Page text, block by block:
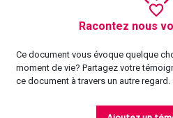
Racontez nous
Ce document vous évoque quelque
moment de vie? Partagez votre
ce document à travers un autre regard.